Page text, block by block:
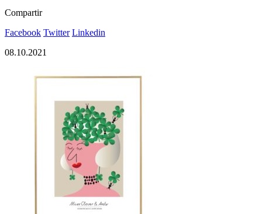
Compartir
Facebook Twitter Linkedin
08.10.2021